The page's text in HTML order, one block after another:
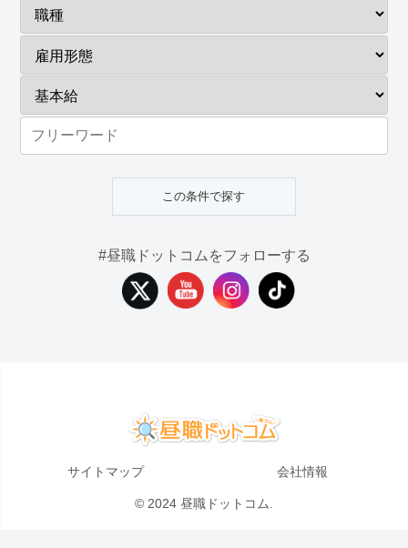
#昼職ドットコムをフォローする
サイトマップ 会社情報
© 2024 昼職ドットコム.